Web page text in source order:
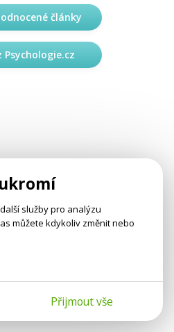
články
služby pro analýzu
můžete kdykoliv změnit nebo
Přijmout vše